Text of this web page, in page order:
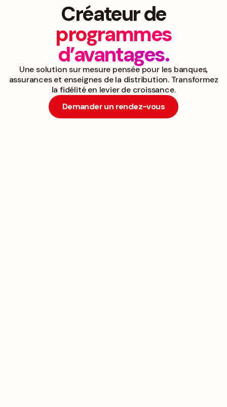
Créateur de
programmes
d’avantages.
Une solution sur mesure pensée pour les banques,
assurances et enseignes de la distribution. Transformez
la fidélité en levier de croissance.
Demander un rendez-vous